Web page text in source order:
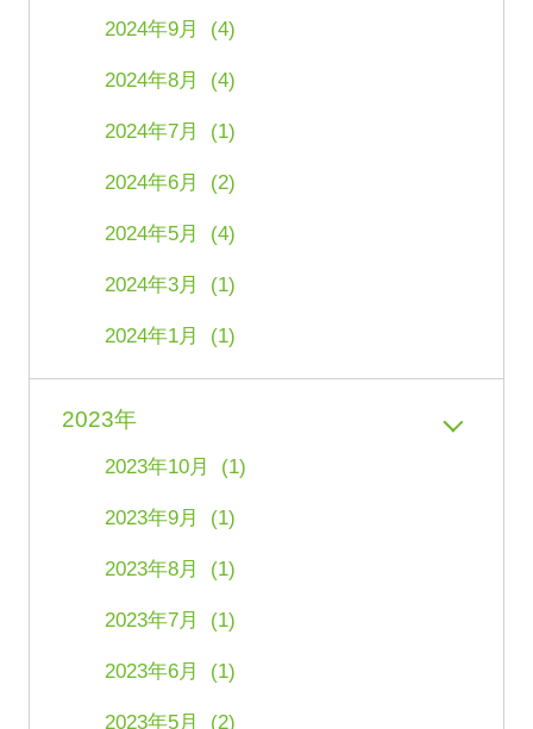
2024年9月 (4)
2024年8月 (4)
2024年7月 (1)
2024年6月 (2)
2024年5月 (4)
2024年3月 (1)
2024年1月 (1)
2023年
2023年10月 (1)
2023年9月 (1)
2023年8月 (1)
2023年7月 (1)
2023年6月 (1)
2023年5月 (2)